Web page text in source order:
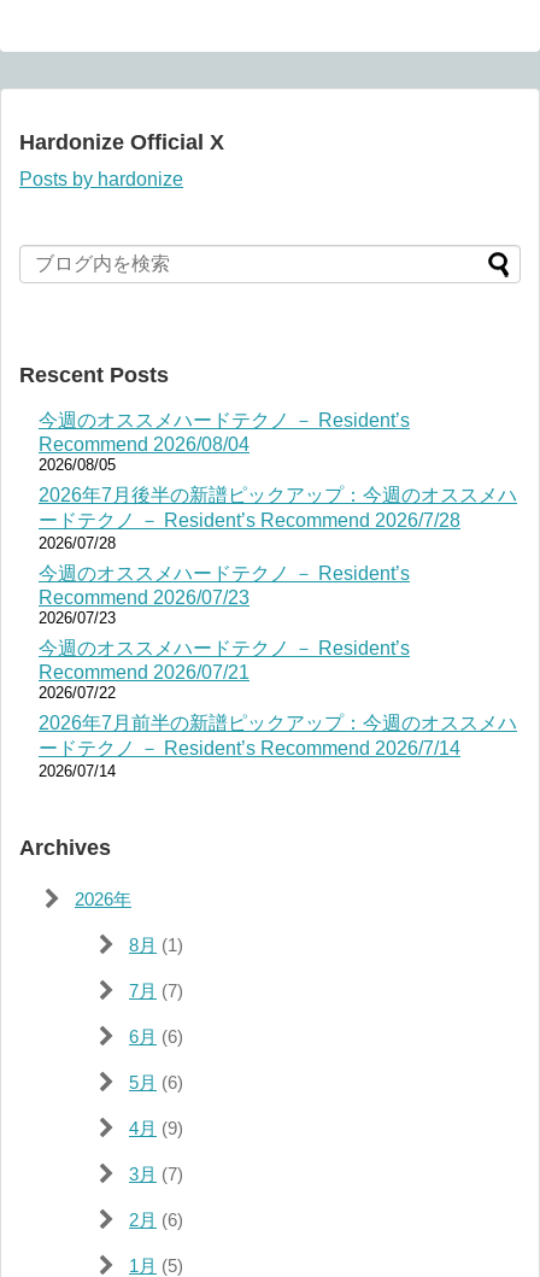
Hardonize Official X
Posts by hardonize
Rescent Posts
今週のオススメハードテクノ － Resident’s
Recommend 2026/08/04
2026/08/05
2026年7月後半の新譜ピックアップ：今週のオススメハ
ードテクノ － Resident’s Recommend 2026/7/28
2026/07/28
今週のオススメハードテクノ － Resident’s
Recommend 2026/07/23
2026/07/23
今週のオススメハードテクノ － Resident’s
Recommend 2026/07/21
2026/07/22
2026年7月前半の新譜ピックアップ：今週のオススメハ
ードテクノ － Resident’s Recommend 2026/7/14
2026/07/14
Archives
2026年
8月 (1)
7月 (7)
6月 (6)
5月 (6)
4月 (9)
3月 (7)
2月 (6)
1月 (5)